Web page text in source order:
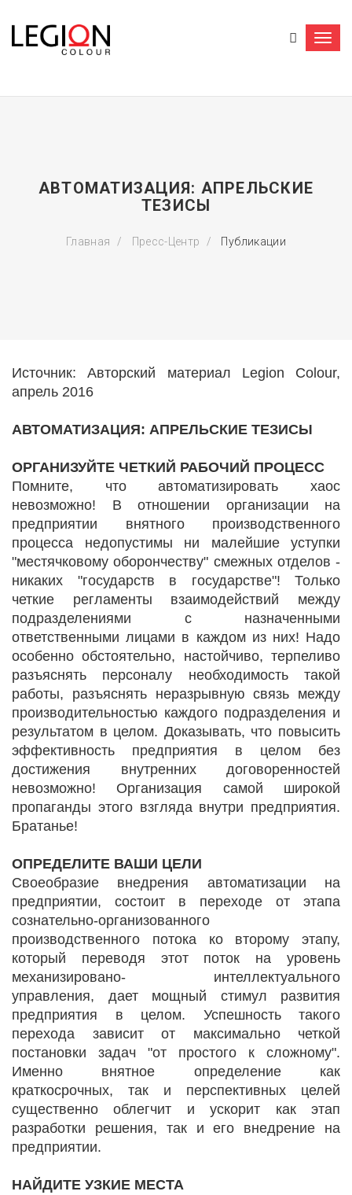
АВТОМАТИЗАЦИЯ: АПРЕЛЬСКИЕ
ТЕЗИСЫ
Главная Пресс-Центр Публикации
Источник: Авторский материал Legion Colour,
апрель 2016
АВТОМАТИЗАЦИЯ: АПРЕЛЬСКИЕ ТЕЗИСЫ
ОРГАНИЗУЙТЕ ЧЕТКИЙ РАБОЧИЙ ПРОЦЕСС
Помните, что автоматизировать хаос
невозможно! В отношении организации на
предприятии внятного производственного
процесса недопустимы ни малейшие уступки
"местячковому оборончеству" смежных отделов -
никаких "государств в государстве"! Только
четкие регламенты взаимодействий между
подразделениями с назначенными
ответственными лицами в каждом из них! Надо
особенно обстоятельно, настойчиво, терпеливо
разъяснять персоналу необходимость такой
работы, разъяснять неразрывную связь между
производительностью каждого подразделения и
результатом в целом. Доказывать, что повысить
эффективность предприятия в целом без
достижения внутренних договоренностей
невозможно! Организация самой широкой
пропаганды этого взгляда внутри предприятия.
Братанье!
ОПРЕДЕЛИТЕ ВАШИ ЦЕЛИ
Своеобразие внедрения автоматизации на
предприятии, состоит в переходе от этапа
сознательно-организованного
производственного потока ко второму этапу,
который переводя этот поток на уровень
механизировано- интеллектуального
управления, дает мощный стимул развития
предприятия в целом. Успешность такого
перехода зависит от максимально четкой
постановки задач "от простого к сложному".
Именно внятное определение как
краткосрочных, так и перспективных целей
существенно облегчит и ускорит как этап
разработки решения, так и его внедрение на
предприятии.
НАЙДИТЕ УЗКИЕ МЕСТА